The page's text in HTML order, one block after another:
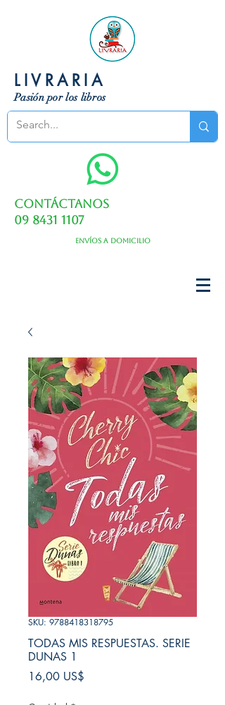
LIVRARIA
Pasión por los libros
Contáctanos
09 8431 1107
Envíos a domicilio
SKU: 9788418318795
TODAS MIS RESPUESTAS. SERIE
DUNAS 1
16,00 US$